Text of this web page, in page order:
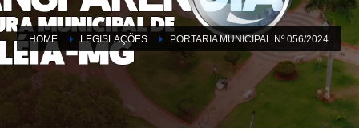
HOME LEGISLAÇÕES PORTARIA MUNICIPAL Nº 056/2024